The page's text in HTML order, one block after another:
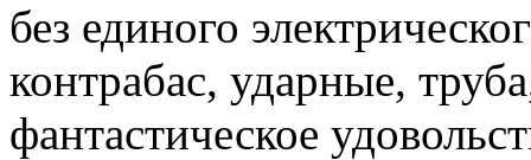
без единого
контрабас, ударные,
фантастическое